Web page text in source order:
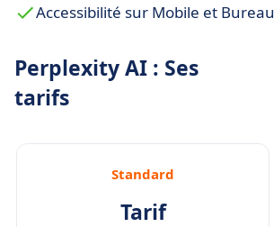
Accessibilité sur Mobile et Bureau
Perplexity AI : Ses
tarifs
Standard
Tarif